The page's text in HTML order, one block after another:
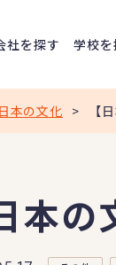
社を探す 学校を
日本の文化 > 【
本